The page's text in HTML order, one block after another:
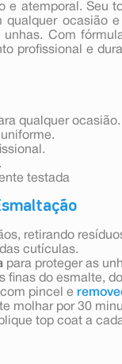
e atemporal. Seu
ocasião
Com
profissional e
qualquer ocasião.
testada
retirando
cutículas.
para proteger as
finas do esmalte,
pincel e
molhar por 30
top coat a